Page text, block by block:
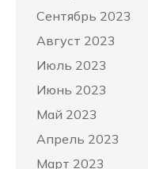
Сентябрь 2023
Август 2023
Июль 2023
Июнь 2023
Май 2023
Апрель 2023
Март 2023